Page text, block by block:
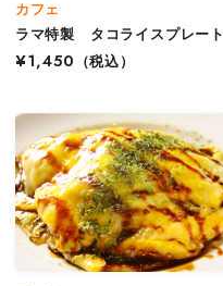
カフェ
ラマ特製 タコライスプレート
¥1,450
（税込）